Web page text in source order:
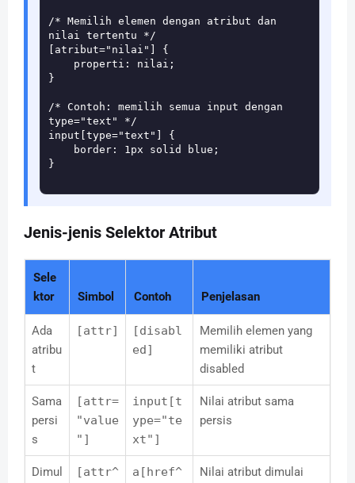
/* Memilih elemen dengan atribut dan
nilai tertentu */
[atribut="nilai"] {
}
/* Contoh: memilih semua input dengan
type="text" */
input[type="text"] {
}
Jenis-jenis Selektor Atribut
Sele
ktor
Simbol Contoh Penjelasan
Ada
atribu
t
[attr]
[disabl
ed]
Memilih elemen yang
memiliki atribut
disabled
Sama
persi
s
[attr=
"value
"]
input[t
ype="te
xt"]
Nilai atribut sama
persis
Dimul
[attr^
a[href^
Nilai atribut dimulai